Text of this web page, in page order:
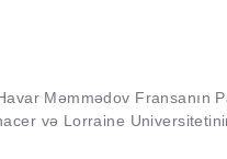
Məmmədov Fransanın
və Lorraine